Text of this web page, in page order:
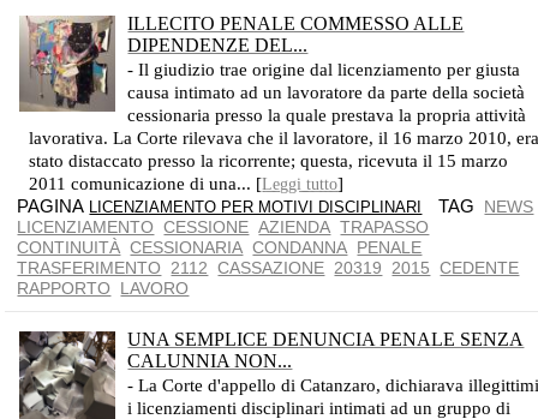
ILLECITO PENALE COMMESSO ALLE
DIPENDENZE DEL...
- Il giudizio trae origine dal licenziamento per giusta
causa intimato ad un lavoratore da parte della società
cessionaria presso la quale prestava la propria attività
lavorativa. La Corte rilevava che il lavoratore, il 16 marzo 2010,
stato distaccato presso la ricorrente; questa, ricevuta il 15 marzo
2011 comunicazione di una... [Leggi tutto]
PAGINA LICENZIAMENTO PER MOTIVI DISCIPLINARI TAG NEWS
LICENZIAMENTO CESSIONE AZIENDA TRAPASSO
CONTINUITÀ CESSIONARIA CONDANNA PENALE
TRASFERIMENTO
2112 CASSAZIONE 20319 2015 CEDENTE
RAPPORTO
LAVORO
UNA SEMPLICE DENUNCIA PENALE SENZA
CALUNNIA NON...
- La Corte d'appello di Catanzaro, dichiarava
i licenziamenti disciplinari intimati ad un gruppo di